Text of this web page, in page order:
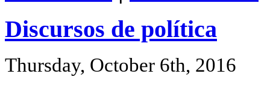
Discursos de política
Thursday, October 6th, 2016